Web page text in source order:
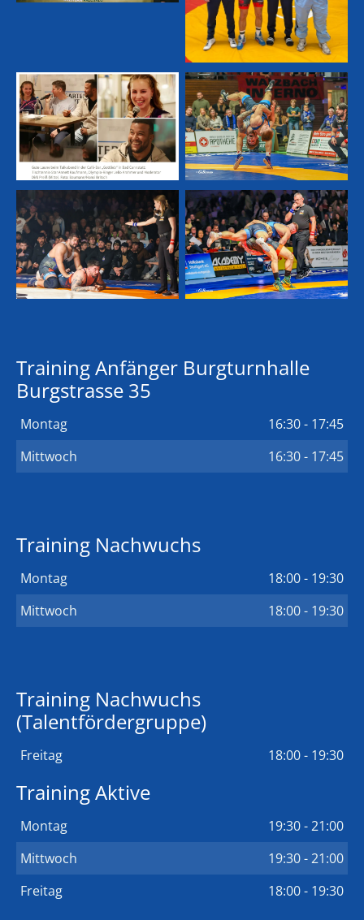
Training Anfänger Burgturnhalle
Burgstrasse 35
Montag
16:30 - 17:45
Mittwoch
16:30 - 17:45
Training Nachwuchs
Montag
18:00 - 19:30
Mittwoch
18:00 - 19:30
Training Nachwuchs
(Talentfördergruppe)
Freitag 18:00 - 19:30
Training Aktive
Montag
19:30 - 21:00
Mittwoch
19:30 - 21:00
Freitag
18:00 - 19:30